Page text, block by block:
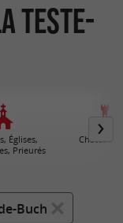
Teste-
Églises,
Prieurés
Châteaux
Buch